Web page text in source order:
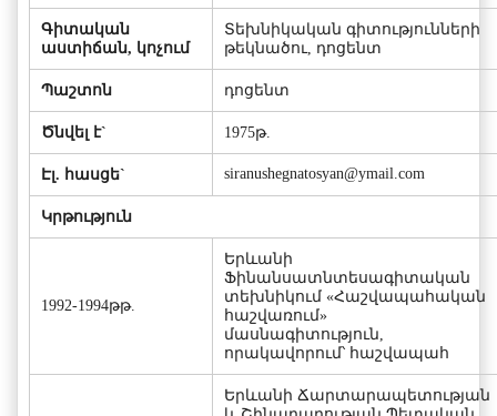
Գիտական
աստիճան, կոչում
Տեխնիկական գիտությունների
թեկնածու, դոցենտ
Պաշտոն դոցենտ
Ծնվել է` 1975թ.
Էլ. հասցե` siranushegnatosyan@ymail.com
Կրթություն
1992-1994թթ.
Երևանի
Ֆինանսատնտեսագիտական
տեխնիկում «Հաշվապահական
հաշվառում»
մասնագիտություն,
որակավորում՝ հաշվապահ
Երևանի Ճարտարապետության